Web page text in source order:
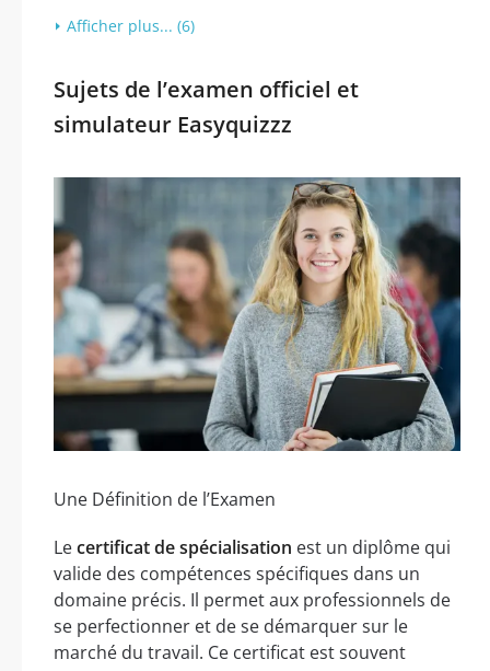
Afficher plus... (6)
Sujets de l’examen officiel et
simulateur Easyquizzz
Une Définition de l’Examen
Lecertificat de spécialisation est un diplôme qui
valide des compétences spécifiques dans un
domaine précis. Il permet aux professionnels de
se perfectionner et de se démarquer sur le
marché du travail. Ce certificat est souvent